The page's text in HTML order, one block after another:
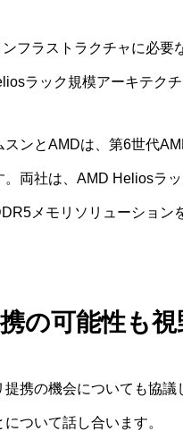
フラストラクチャに必
ラック規模アーキテク
スンとAMDは、第6世代
。両社は、AMD Heliosラ
メモリソリューション
の可能性も視
携の機会についても協
ついて話し合います。